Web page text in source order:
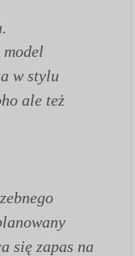
w stylu
ale też
się zapas na